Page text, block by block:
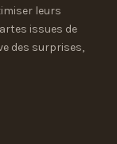
leurs
issues de
des surprises,